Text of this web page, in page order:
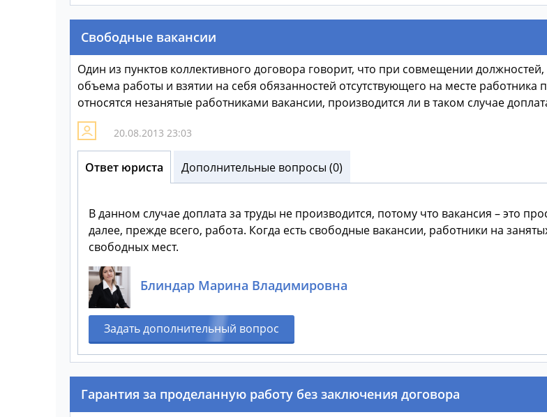
Свободные вакансии
Один из пунктов коллективного договора говорит, что при совмещении
объема работы и взятии на себя обязанностей отсутствующего на месте работника
относятся незанятые работниками вакансии, производится ли в таком случае
20.08.2013 23:03
Ответ юриста Дополнительные вопросы (0)
В данном случае доплата за труды не производится, потому что вакансия – это
далее, прежде всего, работа. Когда есть свободные вакансии, работники на
свободных мест.
Блиндар Марина Владимировна
Задать дополнительный вопрос
Гарантия за проделанную работу без заключения договора